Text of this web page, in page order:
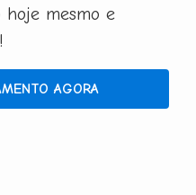
hoje mesmo e
AGORA